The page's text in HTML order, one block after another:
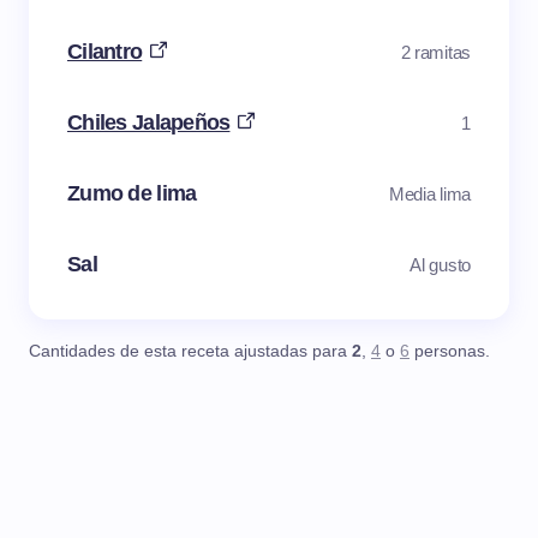
Cilantro 2 ramitas
Chiles Jalapeños 1
Zumo de lima Media lima
Sal Al gusto
Cantidades de esta receta ajustadas para 2, 4 o 6 personas.